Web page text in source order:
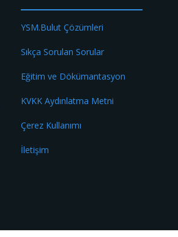
YSM.Bulut Çözümleri
Sıkça Sorulan Sorular
Eğitim ve Dökümantasyon
KVKK Aydınlatma Metni
Çerez Kullanımı
İletişim